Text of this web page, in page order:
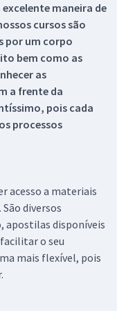
maneira de
cursos são
por um corpo
bem como as
as
a frente da
pois cada
processos
acesso a materiais
diversos
apostilas disponíveis
o seu
mais flexível, pois